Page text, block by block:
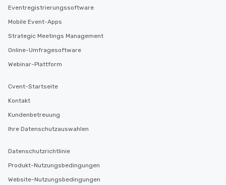
Eventregistrierungssoftware
Mobile Event-Apps
Strategic Meetings Management
Online-Umfragesoftware
Webinar-Plattform
Cvent-Startseite
Kontakt
Kundenbetreuung
Ihre Datenschutzauswahlen
Datenschutzrichtlinie
Produkt-Nutzungsbedingungen
Website-Nutzungsbedingungen